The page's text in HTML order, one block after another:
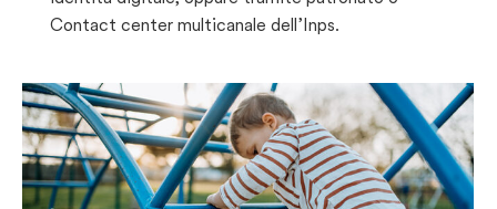
Contact center multicanale dell’Inps.